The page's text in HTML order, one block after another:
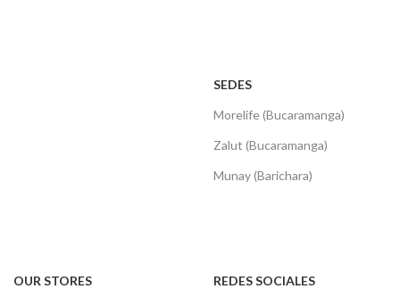
SEDES
Morelife (Bucaramanga)
Zalut (Bucaramanga)
Munay (Barichara)
OUR STORES
REDES SOCIALES